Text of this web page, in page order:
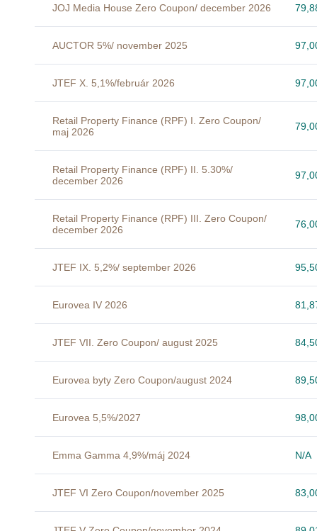
JOJ Media House Zero Coupon/ december 2026
AUCTOR 5%/ november 2025
JTEF X. 5,1%/február 2026
Retail Property Finance (RPF) I. Zero Coupon/
maj 2026
Retail Property Finance (RPF) II. 5.30%/
december 2026
Retail Property Finance (RPF) III. Zero Coupon/
december 2026
JTEF IX. 5,2%/ september 2026
Eurovea IV 2026
JTEF VII. Zero Coupon/ august 2025
Eurovea byty Zero Coupon/august 2024
Eurovea 5,5%/2027
Emma Gamma 4,9%/máj 2024 N/A
JTEF VI Zero Coupon/november 2025